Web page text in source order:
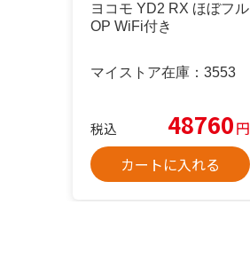
ヨコモ YD2 RX ほぼフル
OP WiFi付き
マイストア在庫： 3553
税込 48760円
カートに入れる